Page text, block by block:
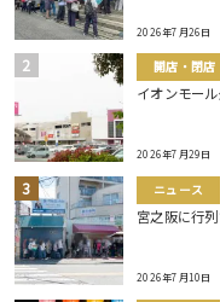
2026年7月26日
開店・閉店
イオンモー
2026年7月29日
ニュース
宮之阪に行
2026年7月10日